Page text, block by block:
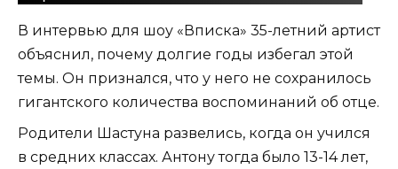
В интервью для шоу «Вписка» 35-летний артист
объяснил, почему долгие годы избегал этой
темы. Он признался, что у него не сохранилось
гигантского количества воспоминаний об отце.
Родители Шастуна развелись, когда он учился
в средних классах. Антону тогда было 13-14 лет,